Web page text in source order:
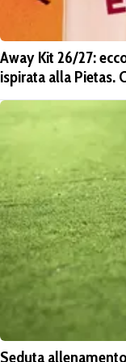
Away Kit 26/27:
ispirata alla Pietas.
Seduta